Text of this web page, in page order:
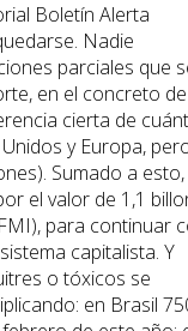
Boletín Alerta
Nadie
parciales que
en el concreto de
cierta de
y Europa,
Sumado a esto,
el valor de 1,1
para continuar
capitalista. Y
o tóxicos se
en Brasil